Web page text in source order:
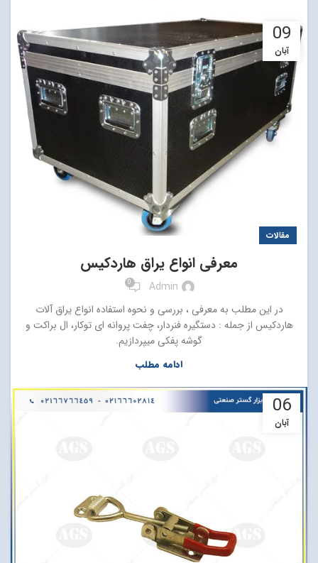
09
آبان
مقالات
معرفی انواع یراق هاردکیس
Admin
0
در این مطلب به معرفی ، بررسی و نحوه استفاده انواع یراق آلات
هاردکیس از جمله : دستگیره فنردار، چفت پروانه ای توکار، ال براکت و
گوشه پفکی میپردازیم.
ادامه مطلب
06
آبان